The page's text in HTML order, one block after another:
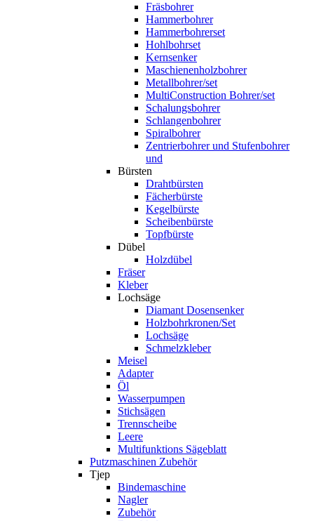
Fräsbohrer
Hammerbohrer
Hammerbohrerset
Hohlbohrset
Kernsenker
Maschienenholzbohrer
Metallbohrer/set
MultiConstruction Bohrer/set
Schalungsbohrer
Schlangenbohrer
Spiralbohrer
Zentrierbohrer und Stufenbohrer
und
Bürsten
Drahtbürsten
Fächerbürste
Kegelbürste
Scheibenbürste
Topfbürste
Dübel
Holzdübel
Fräser
Kleber
Lochsäge
Diamant Dosensenker
Holzbohrkronen/Set
Lochsäge
Schmelzkleber
Meisel
Adapter
Öl
Wasserpumpen
Stichsägen
Trennscheibe
Leere
Multifunktions Sägeblatt
Putzmaschinen Zubehör
Tjep
Bindemaschine
Nagler
Zubehör